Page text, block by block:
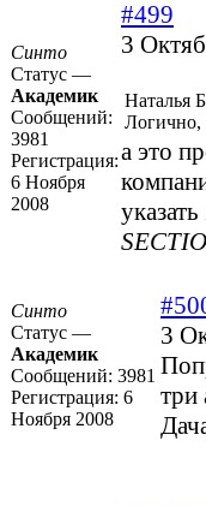
Синто
Статус —
Академик
Сообщений:
3981
Регистрация:
6 Ноября
2008
#499
3
Наталья
Логично,
а это
указать
Синто
Статус —
Академик
Сообщений: 3981
Регистрация: 6
Ноября 2008
3
три